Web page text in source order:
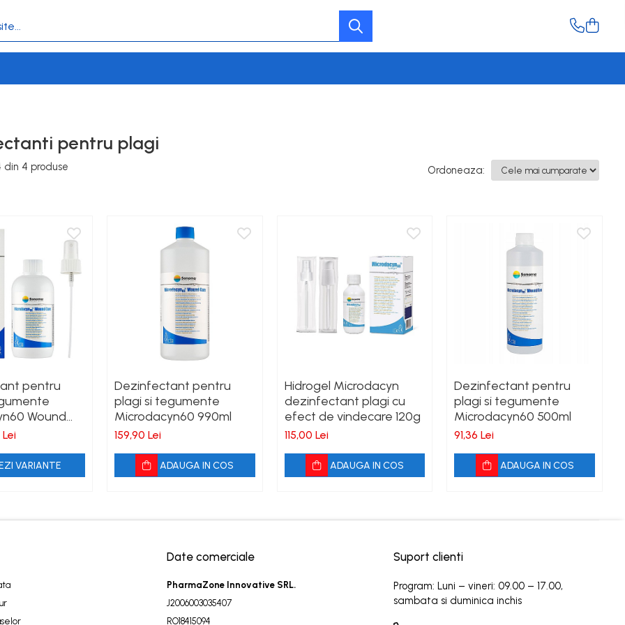
pentru plagi
din 4 produse Ordoneaza:
pentru
Wound
VARIANTE
Dezinfectant pentru
plagi si tegumente
Microdacyn60 990ml
159,90 Lei
ADAUGA IN COS
Hidrogel Microdacyn
dezinfectant plagi cu
efect de vindecare 120g
115,00 Lei
ADAUGA IN COS
Dezinfectant pentru
plagi si tegumente
Microdacyn60 500ml
91,36 Lei
ADAUGA IN COS
Date comerciale
PharmaZone Innovative SRL.
J2006003035407
RO18415094
Suport clienti
Program: Luni – vineri: 09.00 – 17.00,
sambata si duminica inchis